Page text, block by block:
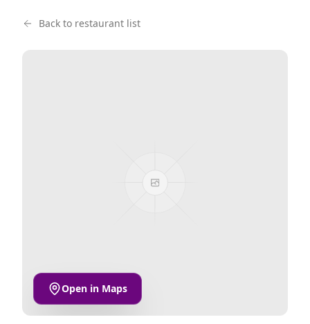
Back to restaurant list
Open in Maps